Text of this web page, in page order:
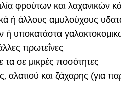
φρούτων και λαχανικών
ή άλλους αμυλούχους
ή υποκατάστα
πρωτεΐνες
τα σε μικρές ποσότητες
αλατιού και ζάχαρης (για